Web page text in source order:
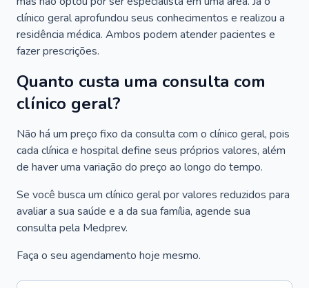
clínico geral aprofundou seus conhecimentos e realizou a
residência médica. Ambos podem atender pacientes e
fazer prescrições.
Quanto custa uma consulta com
clínico geral?
Não há um preço fixo da consulta com o clínico geral, pois
cada clínica e hospital define seus próprios valores, além
de haver uma variação do preço ao longo do tempo.
Se você busca um clínico geral por valores reduzidos para
avaliar a sua saúde e a da sua família, agende sua
consulta pela Medprev.
Faça o seu agendamento hoje mesmo.